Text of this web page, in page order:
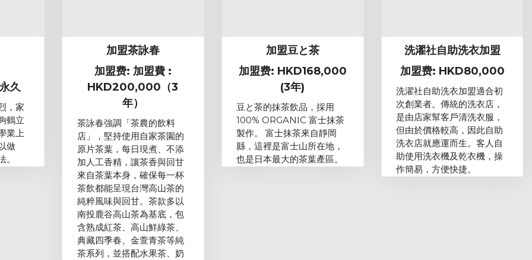
久
，家
鶴立
業上
做
加盟茶詠春
加盟费: 加盟費 :
HKD200,000（3
年）
茶詠春強調「茶農的飲料
店」，堅持使用自家茶園的
原片茶葉，每日現煮、不添
加人工香精，讓茶香與回甘
來自茶葉本身，確保每一杯
茶飲都能呈現台灣高山茶的
純粹風味與回甘。茶款多以
南投鹿谷高山茶為基底，包
含熟成紅茶、高山鮮綠茶、
典藏四季春、金萱青茶等純
茶系列，並搭配水果茶、奶
加盟豆と茶
加盟费: HKD168,000
(3年)
豆と茶的抹茶飲品，採用
100% ORGANIC 富士抹茶
製作。 富士抹茶來自靜岡
縣，這裡是富士山所在地，
也是日本最大的茶葉產區。
洗濯社自助洗衣加盟
加盟费: HKD80,000
洗濯社自助洗衣加盟適合初
次創業者。傳統的洗衣店，
是由店家幫客戶清洗衣服，
但由於價格較高，因此自助
洗衣店就應運而生。客人自
助使用洗衣機及乾衣機，操
作簡易，方便快捷。